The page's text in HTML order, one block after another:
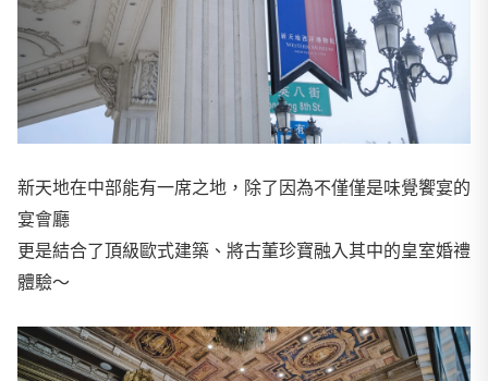
新天地在中部能有一席之地，除了因為不僅僅是味覺饗宴的
宴會廳
更是結合了頂級歐式建築、將古董珍寶融入其中的皇室婚禮
體驗～